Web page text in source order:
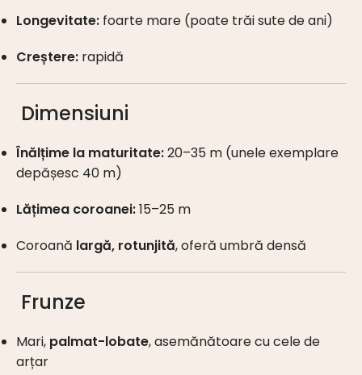
Longevitate: foarte mare (poate trăi sute de ani)
Creștere: rapidă
Dimensiuni
Înălțime la maturitate:20–35 m (unele exemplare
depășesc 40 m)
Lățimea coroanei:15–25 m
Coroană largă, rotunjită, oferă umbră densă
Frunze
Mari, palmat-lobate, asemănătoare cu cele de
arțar